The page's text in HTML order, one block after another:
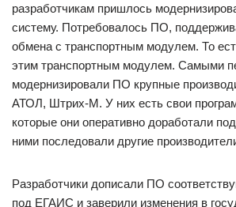
разработчикам пришлось
систему. Потребовалось ПО,
обмена с транспортным модулем. То
этим транспортным модулем. Самыми
модернизировали ПО крупные
АТОЛ, Штрих-М. У них есть свои
которые они оперативно доработали
ними последовали другие
Разработчики дописали ПО
под ЕГАИС и заверили изменения в